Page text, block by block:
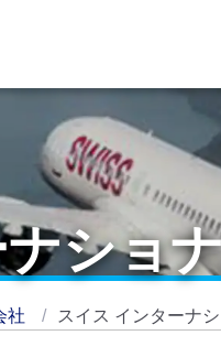
ショ
社 スイス インターナ